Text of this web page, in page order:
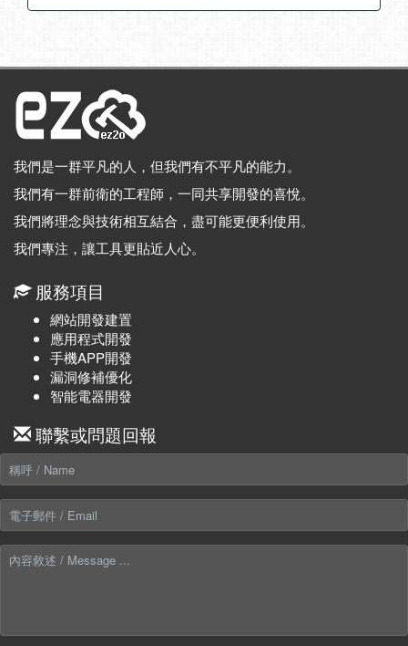
我們是一群平凡的人，但我們有不平凡的能力。
我們有一群前衛的工程師，一同共享開發的喜悅。
我們將理念與技術相互結合，盡可能更便利使用。
我們專注，讓工具更貼近人心。
服務項目
網站開發建置
應用程式開發
手機APP開發
漏洞修補優化
智能電器開發
聯繫或問題回報